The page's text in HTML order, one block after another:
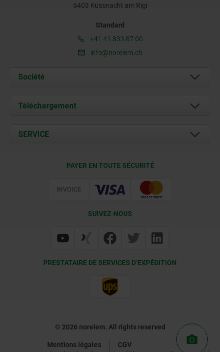
6403 Küssnacht am Rigi
Standard
+41 41 833 87 00
info@norelem.ch
Société
À propos de nous
Contact
Téléchargement
Documents
SERVICE
PAYER EN TOUTE SÉCURITÉ
SUIVEZ-NOUS
PRESTATAIRE DE SERVICES D’EXPÉDITION
© 2026 norelem. All rights reserved
Mentions légales
CGV